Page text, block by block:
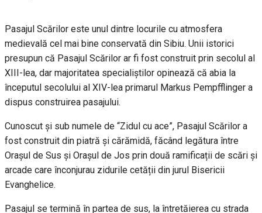
Pasajul Scărilor este unul dintre locurile cu atmosfera
medievală cel mai bine conservată din Sibiu. Unii istorici
presupun că Pasajul Scărilor ar fi fost construit prin secolul al
XIII-lea, dar majoritatea specialiștilor opinează că abia la
începutul secolului al XIV-lea primarul Markus Pempfflinger a
dispus construirea pasajului.
Cunoscut și sub numele de “Zidul cu ace”, Pasajul Scărilor a
fost construit din piatră și cărămidă, făcând legătura între
Orașul de Sus și Orașul de Jos prin două ramificații de scări și
arcade care înconjurau zidurile cetății din jurul Bisericii
Evanghelice.
Pasajul se termină în partea de sus, la întretăierea cu strada